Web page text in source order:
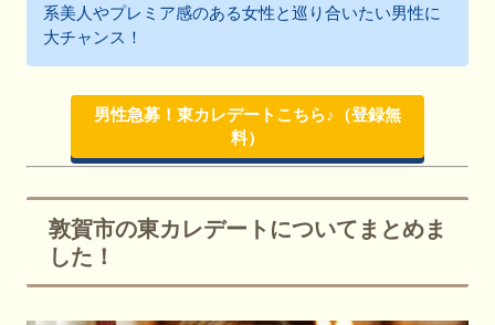
系美人やプレミア感のある女性と巡り合いたい男性に
大チャンス！
男性急募！東カレデートこちら♪（登録無
料）
敦賀市の東カレデートについてまとめま
した！